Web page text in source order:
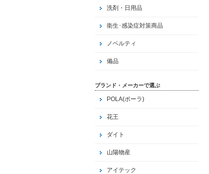
洗剤・日用品
衛生･感染症対策商品
ノベルティ
備品
ブランド・メーカーで選ぶ
POLA(ポーラ)
花王
ダイト
山陽物産
アイテック